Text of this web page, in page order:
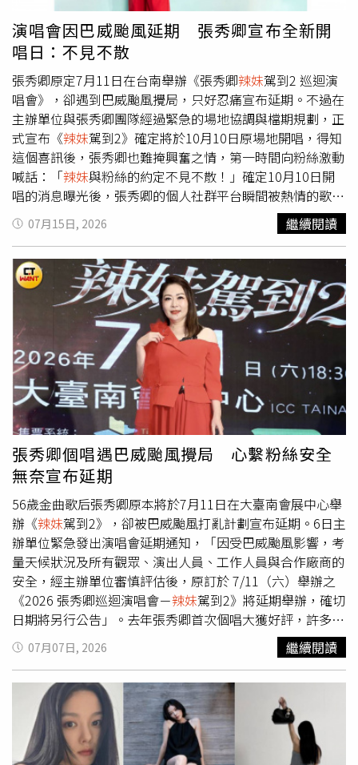
透過背叛伴侶來解決；至於婚外情會發生的原因，往往牽涉
情感需求、相處模式、自我控制能力及婚姻互動等多重因
素，並非僅憑年齡或外貌就能解釋。
次缺課紀錄中，也有1次是傳送當日診斷證明給老師，4次掛
病號的相關症狀包括急性上呼吸道感染、急性咽炎、咳嗽、
流鼻水。檢察官認為，雖然家防中心不接受孫生以缺課隔天
的診斷證明書請假，但很可能上課日當天他就身體不舒服才
會缺席，無法判定他惡意曠課，因此不起訴。
演唱會因巴威颱風延期 張秀卿宣布全新開
唱日：不見不散
張秀卿原定7月11日在台南舉辦《張秀卿辣妹駕到2 巡迴演
唱會》，卻遇到巴威颱風攪局，只好忍痛宣布延期。不過在
主辦單位與張秀卿團隊經過緊急的場地協調與檔期規劃，正
式宣布《辣妹駕到2》確定將於10月10日原場地開唱，得知
這個喜訊後，張秀卿也難掩興奮之情，第一時間向粉絲激動
喊話：「辣妹與粉絲的約定不見不散！」確定10月10日開
唱的消息曝光後，張秀卿的個人社群平台瞬間被熱情的歌迷
灌爆，眾多粉絲紛紛留言打氣，看到無數溫暖的留言，張秀
卿坦言自己感動得眼眶泛紅，感性表示氣候因素導致籌備已
們用實際行動力挺，讓她深刻感受到粉絲們滿滿的愛與不離
棄，並向大家保證，所有的等待絕對都是值得的，10月份的
演出內容只會更升級、更精彩，絕對不辜負大家的苦心等
待。為了這場《辣妹駕到2》巡迴演唱會，張秀卿早在數個
月前就開啟了地獄式的魔鬼身材管理計畫，不僅嚴格控管飲
食，更搭配高強度的運動，成功變身神力女超人，重返當年
巔峰狀態。如今演出的時間整整往後延了三個月，張秀卿大
笑說：「我絕對會繼續保持運動，嚴格監控自己的體態，絕
不讓身材破功！雖然演唱會因為颱風攪局延期，但我身上的
戰鬥力可沒有過期，神力女超人10月會繼續發威！」張秀卿
更強調這多出來的三個月，反而有更充足的充電期，會利用
這段時間把原有的歌舞編排琢磨得更加完美，服飾造型上也
會與設計師討論，看能不能再增添更多驚艷的元素。張秀卿
打趣說既然開唱日期挑在10月10日雙十國慶，那就乾脆把
這場演唱會當成一場盛大的慶典，大家期待的特別嘉賓羅時
豐、李子森，張芸京也將如期合體，絕對要跟全台粉絲一起
嗨翻大台南。張秀卿保證會繼續管理身材。（圖／豪記唱片
提供）
07月15日, 2026 繼續閱讀
張秀卿個唱遇巴威颱風攪局 心繫粉絲安全
無奈宣布延期
56歲金曲歌后張秀卿原本將於7月11日在大臺南會展中心舉
辦《辣妹駕到2》，卻被巴威颱風打亂計劃宣布延期。6日主
辦單位緊急發出演唱會延期通知，「因受巴威颱風影響，考
量天候狀況及所有觀眾、演出人員、工作人員與合作廠商的
安全，經主辦單位審慎評估後，原訂於 7/11（六）舉辦之
《2026 張秀卿巡迴演唱會－辣妹駕到2》將延期舉辦，確切
日期將另行公告」。去年張秀卿首次個唱大獲好評，許多鄉
親遺憾未搶到票，讓她決定今年加碼升級，除了演唱會曲目
換新達八成，補足去年遺珠之外，還邀來羅時豐與「婆媽男
神」李子森助陣。對於個唱延期，張秀卿無奈表示，「期待
了很久的心情，這真的很難抉擇，但心繫著每一位粉絲的安
全，希望每位粉絲的光臨都是安全無憂的，因此最後決定還
是延期再辦，我與大家的約定一定很快就會相聚的，敬祝大
家平安。」至於退票辦法，主辦單位表示會再公布。
07月07日, 2026 繼續閱讀